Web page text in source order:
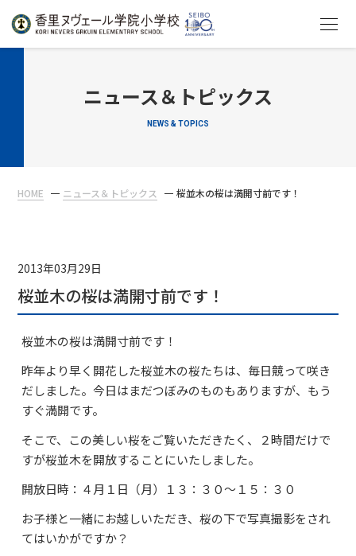
アクセス
よくあるご質問
資料請求・お問合せ
在校生・保護者の方へ
ニュース＆トピックス
NEWS & TOPICS
HOME ニュース＆トピックス 桜並木の桜は満開寸前です！
2013年03月29日
桜並木の桜は満開寸前です！
桜並木の桜は満開寸前です！
昨年より早く開花した桜並木の桜たちは、毎日競って咲き
だしました。今日はまだつぼみのものもありますが、もう
すぐ満開です。
そこで、この美しい桜をご覧いただきたく、２時間だけで
すが桜並木を開放することにいたしました。
開放日時：４月１日（月）１３：３０～１５：３０
お子様と一緒にお越しいただき、桜の下で写真撮影をされ
てはいかがですか？